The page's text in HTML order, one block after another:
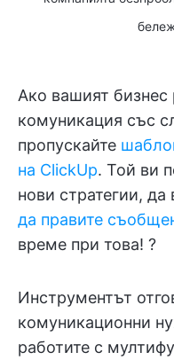
Ако вашият бизнес
комуникация със
пропускайте
на ClickUp. Той ви
нови стратегии,
да правите
време при това! ?
Инструментът
комуникационни
работите с